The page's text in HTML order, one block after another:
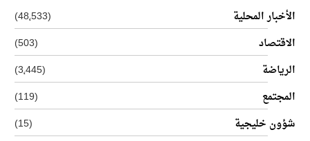
الأخبار المحلية
(48٬533)
الاقتصاد
(503)
الرياضة
(3٬445)
المجتمع
(119)
شؤون خليجية
(15)